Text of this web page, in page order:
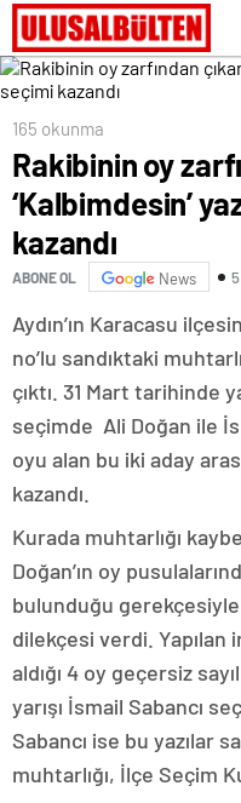
165 okunma
Rakibinin oy
‘Kalbimdesin’
kazandı
ABONE OL News
Aydın’ın Karacasu
no’lu sandıktaki
çıktı. 31 Mart tarihinde
seçimde Ali Doğan ile
oyu alan bu iki aday
kazandı.
Kurada muhtarlığı
Doğan’ın oy
bulunduğu
dilekçesi verdi. Yapılan
aldığı 4 oy geçersiz
yarışı İsmail Sabancı
Sabancı ise bu yazılar
muhtarlığı, İlçe Seçim